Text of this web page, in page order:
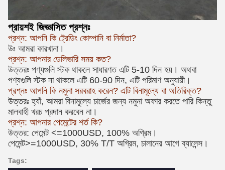
প্রায়শই জিজ্ঞাসিত প্রশ্নঃ
প্রশ্ন: আপনি কি ট্রেডিং কোম্পানি বা নির্মাতা?
উঃ আমরা কারখানা।
প্রশ্ন: আপনার ডেলিভারি সময় কত?
উত্তরঃ পণ্যগুলি স্টক থাকলে সাধারণত এটি 5-10 দিন হয়। অথবা
পণ্যগুলি স্টক না থাকলে এটি 60-90 দিন, এটি পরিমাণ অনুযায়ী।
প্রশ্নঃ আপনি কি নমুনা সরবরাহ করেন? এটি বিনামূল্যে বা অতিরিক্ত?
উত্তরঃ হ্যাঁ, আমরা বিনামূল্যে চার্জের জন্য নমুনা অফার করতে পারি কিন্তু
মালবাহী খরচ প্রদান করবেন না।
প্রশ্ন: আপনার পেমেন্টের শর্ত কি?
উত্তর: পেমেন্ট <=1000USD, 100% অগ্রিম।
পেমেন্ট>=1000USD, 30% T/T অগ্রিম, চালানের আগে ব্যালেন্স।
Tags: